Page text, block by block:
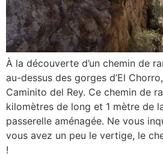
À la découverte d’un chemin de
au-dessus des gorges d’El
Caminito del Rey. Ce chemin de
kilomètres de long et 1 mètre de
passerelle aménagée. Ne vous
vous avez un peu le vertige, le
!